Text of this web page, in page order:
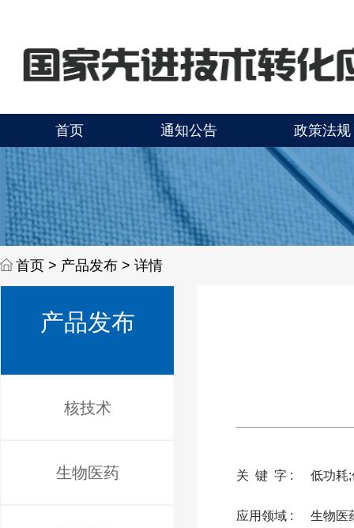
首页 通知公告 政策法规
首页 > 产品发布 > 详情
产品发布
核技术
生物医药 关 键 字 : 低功耗
应用领域 : 生物医